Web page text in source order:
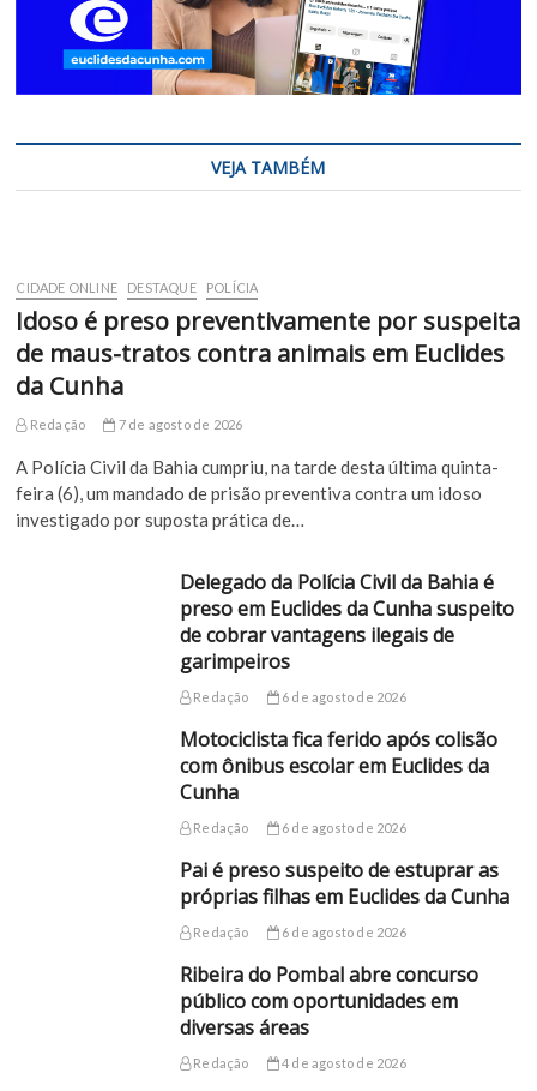
VEJA TAMBÉM
CIDADE ONLINE DESTAQUE POLÍCIA
Idoso é preso preventivamente por suspeita
de maus-tratos contra animais em Euclides
da Cunha
Redação 7 de agosto de 2026
A Polícia Civil da Bahia cumpriu, na tarde desta última quinta-
feira (6), um mandado de prisão preventiva contra um idoso
investigado por suposta prática de…
Delegado da Polícia Civil da Bahia é
preso em Euclides da Cunha suspeito
de cobrar vantagens ilegais de
garimpeiros
Redação 6 de agosto de 2026
Motociclista fica ferido após colisão
com ônibus escolar em Euclides da
Cunha
Redação 6 de agosto de 2026
Pai é preso suspeito de estuprar as
próprias filhas em Euclides da Cunha
Redação 6 de agosto de 2026
Ribeira do Pombal abre concurso
público com oportunidades em
diversas áreas
Redação 4 de agosto de 2026